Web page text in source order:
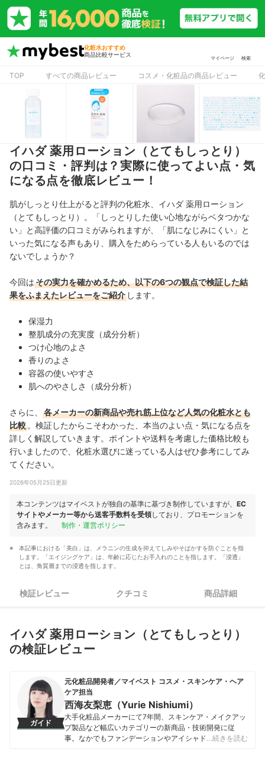
化粧水おすすめ
商品比較サービス
マイページ 検索
TOP すべての商品レビュー コスメ・化粧品の商品レビュー
イハダ 薬用ローション（とてもしっとり）
の口コミ・評判は？実際に使ってよい点・気
になる点を徹底レビュー！
肌がしっとり仕上がると評判の化粧水、イハダ 薬用ローション
（とてもしっとり）。「しっとりした使い心地ながらベタつかな
い」と高評価の口コミがみられますが、「肌になじみにくい」と
いった気になる声もあり、購入をためらっている人もいるのでは
ないでしょうか？
今回はその実力を確かめるため、以下の6つの観点で検証した結
果をふまえたレビューをご紹介 します。
保湿力
整肌成分の充実度（成分分析）
つけ心地のよさ
香りのよさ
容器の使いやすさ
肌へのやさしさ（成分分析）
さらに、
各メーカーの新商品や売れ筋上位など人気の化粧水とも
比較 。検証したからこそわかった、本当のよい点・気になる点を
詳しく解説していきます。ポイントや送料を考慮した価格比較も
行いましたので、化粧水選びに迷っている人はぜひ参考にしてみ
てください。
2026年05月25日更新
本コンテンツはマイベストが独自の基準に基づき制作していますが、 EC
サイトやメーカー等から送客手数料を受領しており、プロモーションを
含みます。
制作・運営ポリシー
本記事における「美白」は、メラニンの生成を抑えてしみやそばかすを防ぐことを指
します。
「エイジングケア」は、年齢に応じたお手入れのことを指します。
「浸透」
とは、角質層までの浸透を指します。
検証レビュー クチコミ 商品詳細
イハダ 薬用ローション（とてもしっとり）
の検証レビュー
ガイド
元化粧品開発者／マイベスト コスメ・スキンケア・ヘア
ケア担当
西海友梨恵（Yurie Nishiumi）
大手化粧品メーカーにて7年間、スキンケア・メイクアッ
プ製品など幅広いカテゴリーの新商品・技術開発に従
事。なかでもファンデーションやアイシャドウ、口紅な
…続きを読む